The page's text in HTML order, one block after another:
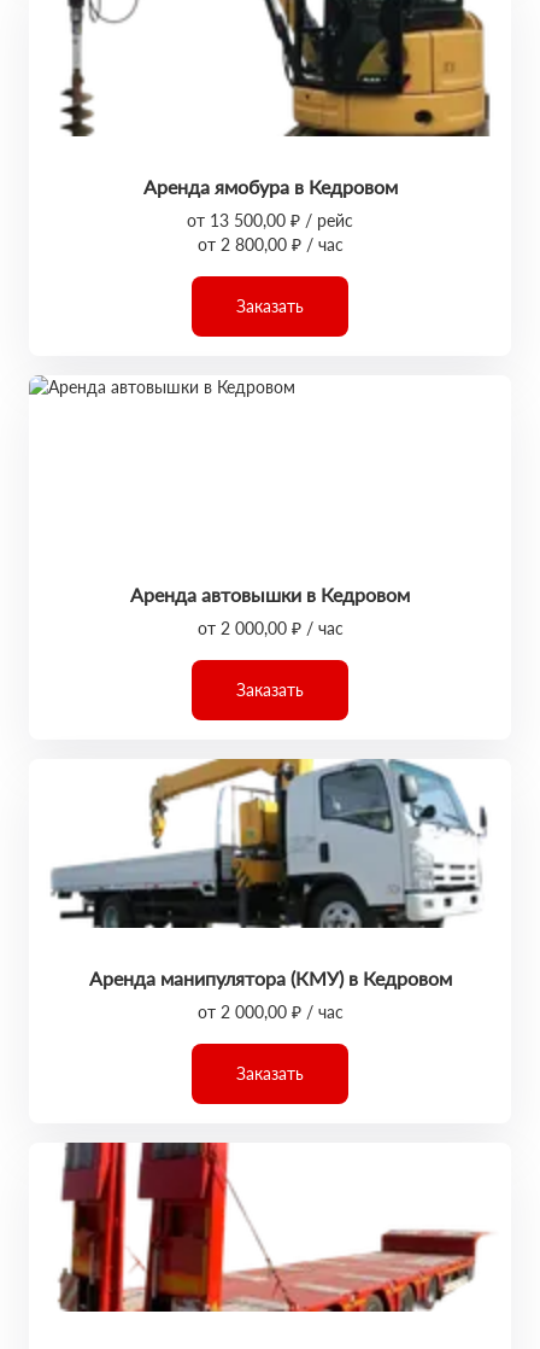
Аренда ямобура в Кедровом
от 13 500,00 ₽ / рейс
от 2 800,00 ₽ / час
Заказать
Аренда автовышки в Кедровом
от 2 000,00 ₽ / час
Заказать
Аренда манипулятора (КМУ) в Кедровом
от 2 000,00 ₽ / час
Заказать